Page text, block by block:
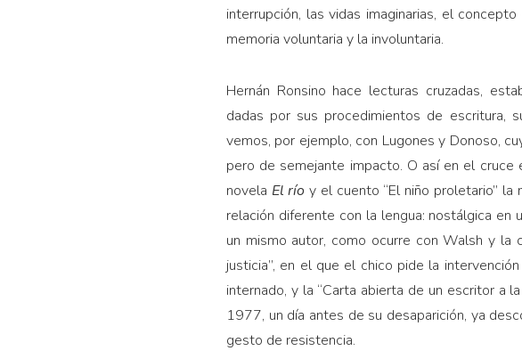
interrupción, las vidas imaginarias, el
memoria voluntaria y la involuntaria.
Hernán Ronsino hace lecturas cruzadas,
dadas por sus procedimientos de escritura,
vemos, por ejemplo, con Lugones y Donoso,
pero de semejante impacto. O así en el cruce
novela El río y el cuento “El niño proletario” la
relación diferente con la lengua: nostálgica
un mismo autor, como ocurre con Walsh y
justicia”, en el que el chico pide la
internado, y la “Carta abierta de un escritor a
1977, un día antes de su desaparición, ya
gesto de resistencia.